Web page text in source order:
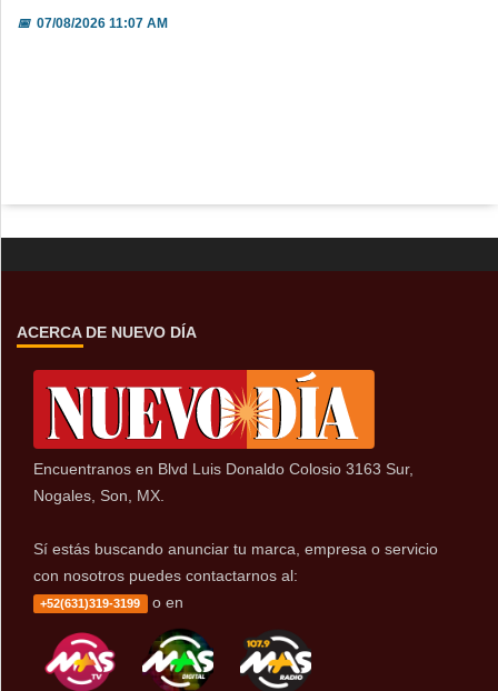
📅07/08/2026 11:07 AM
ACERCA DE NUEVO DÍA
Encuentranos en Blvd Luis Donaldo Colosio 3163 Sur,
Nogales, Son, MX.
Sí estás buscando anunciar tu marca, empresa o servicio
con nosotros puedes contactarnos al:
+52(631)319-3199 o en